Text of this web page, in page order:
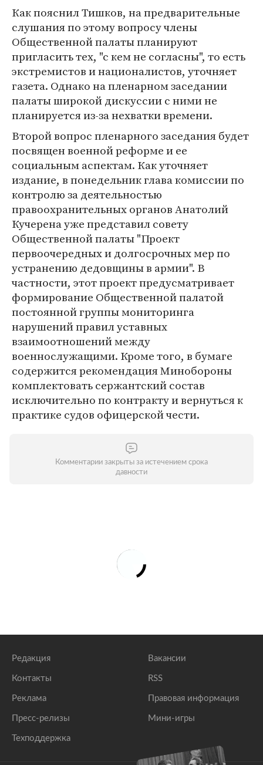
Как пояснил Тишков, на предварительные
слушания по этому вопросу члены
Общественной палаты планируют
пригласить тех, "с кем не согласны", то есть
экстремистов и националистов, уточняет
газета. Однако на пленарном заседании
палаты широкой дискуссии с ними не
планируется из-за нехватки времени.
Второй вопрос пленарного заседания будет
посвящен военной реформе и ее
социальным аспектам. Как уточняет
издание, в понедельник глава комиссии по
контролю за деятельностью
правоохранительных органов Анатолий
Кучерена уже представил совету
Общественной палаты "Проект
первоочередных и долгосрочных мер по
устранению дедовщины в армии". В
частности, этот проект предусматривает
формирование Общественной палатой
постоянной группы мониторинга
нарушений правил уставных
взаимоотношений между
военнослужащими. Кроме того, в бумаге
содержится рекомендация Минобороны
комплектовать сержантский состав
исключительно по контракту и вернуться к
практике судов офицерской чести.
Комментарии закрыты за истечением срока
давности
Редакция
Контакты
Реклама
Пресс-релизы
Техподдержка
Вакансии
RSS
Правовая информация
Мини-игры